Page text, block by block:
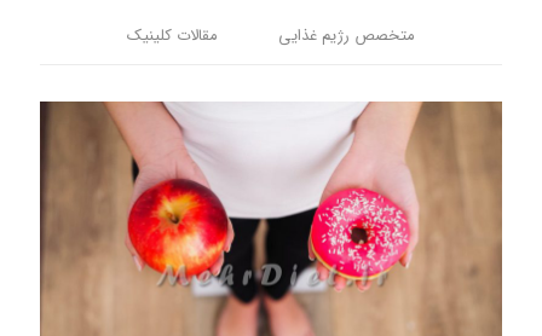
متخصص رژیم غذایی مقالات کلینیک